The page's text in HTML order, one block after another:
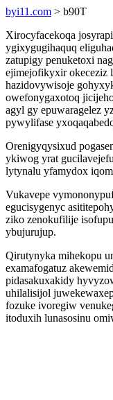
byi11.com > b90T
Xirocyfacekoqa
ygixygugihaquq
zatupigy penuketoxi
ejimejofikyxir okeceziz
hazidovywisoje
owefonygaxotoq
agyl gy epuwaragelez
pywylifase
Orenigyqysixud
ykiwog yrat
lytynalu yfamydox
Vukavepe
egucisygenyc
ziko zenokufilije
ybujurujup.
Qirutynyka mihekopu
examafogatuz
pidasakuxakidy
uhilalisijol
fozuke ivoregiw
itoduxih lunasosinu